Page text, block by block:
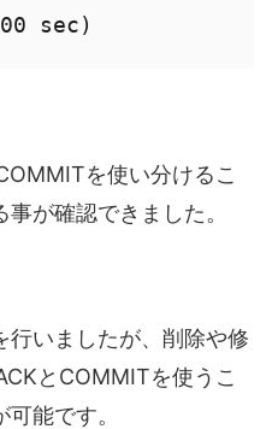
sec)
を使い分けるこ
が確認できました。
行いましたが、削除や修
とCOMMITを使うこ
能です。